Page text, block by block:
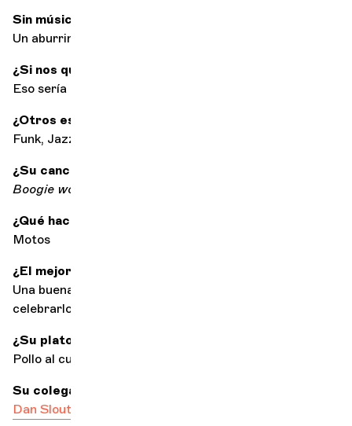
Sin música, la vida sería...
Un aburrimiento...
¿Si nos quedáramos con un solo compositor...?
Eso sería un grave error
¿Otros estilos musicales?
Funk, Jazz (por nombrar sólo 2)
¿Su canción favorita?
Boogie wonderland
¿Qué hace cuando no toca su instrumento?
Motos
¿El mejor acompañamiento para escuchar música?
Una buena comida, familia y amigos con los que
celebrarlo.
¿Su plato estrella?
Pollo al curry
Su colega más duro
Dan Sloutskovski